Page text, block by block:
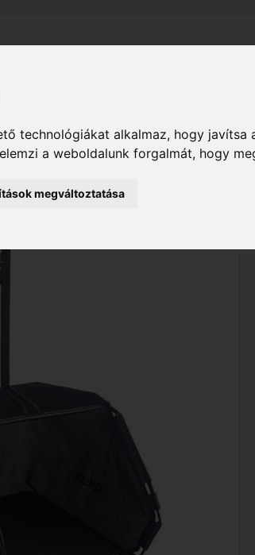
technológiákat alkalmaz, hogy
a weboldalunk forgalmát, hogy
megváltoztatása
HOBBY Kert Kerti eszközök
38CM PREMIUM - 113869